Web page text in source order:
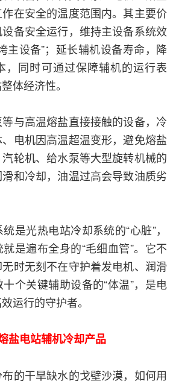
在安全的温度范围内。其主要价
备安全运行，维持主设备系统效
主设备”；延长辅机设备寿命，降
，同时可通过保障辅机的运行表
体经济性。
与高温熔盐直接接触的设备，冷
电机因高温超温变形，避免熔盐
轮机、给水泵等大型旋转机械的
和冷却，油温过高会导致油质劣
是光热电站冷却系统的“心脏”，
是遍布全身的“毛细血管”。它不
时无刻不在守护着发电机、润滑
个关键辅助设备的“体温”，是电
运行的守护者。
盐电站辅机冷却产品
的干旱缺水的戈壁沙漠，如何用